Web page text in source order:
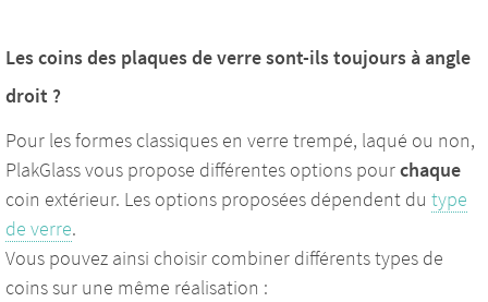
Les coins des plaques de verre sont-ils toujours à angle
droit ?
Pour les formes classiques en verre trempé, laqué ou non,
PlakGlass vous propose différentes options pourchaque
coin extérieur. Les options proposées dépendent du type
de verre.
Vous pouvez ainsi choisir combiner différents types de
coins sur une même réalisation :